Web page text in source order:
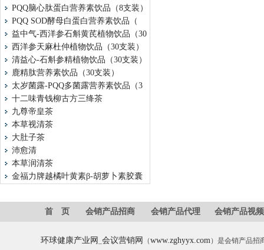
PQQ脑心肽蛋白营养素饮品（8支装）
PQQ SOD酵母白蛋白营养素饮品（
益中气-西洋参石斛黄芪植物饮品（30
西洋参天麻杜仲植物饮品（30支装）
清益心-石斛参精植物饮品（30支装）
鹿精肽营养素饮品（30支装）
太岁菌露-PQQ多菌露营养素饮品（3
十二味青钱柳古方三绛茶
九尊帝皇茶
本草视清茶
大肚子茶
沛愈清
本草润清茶
金福力牌越橘叶黄素β-胡萝卜素胶囊
首 页 会销产品招商 会销产品代理 会销产品视频
环球健康产业网 会议营销网 （www.zghyyx.com）是会销产品招